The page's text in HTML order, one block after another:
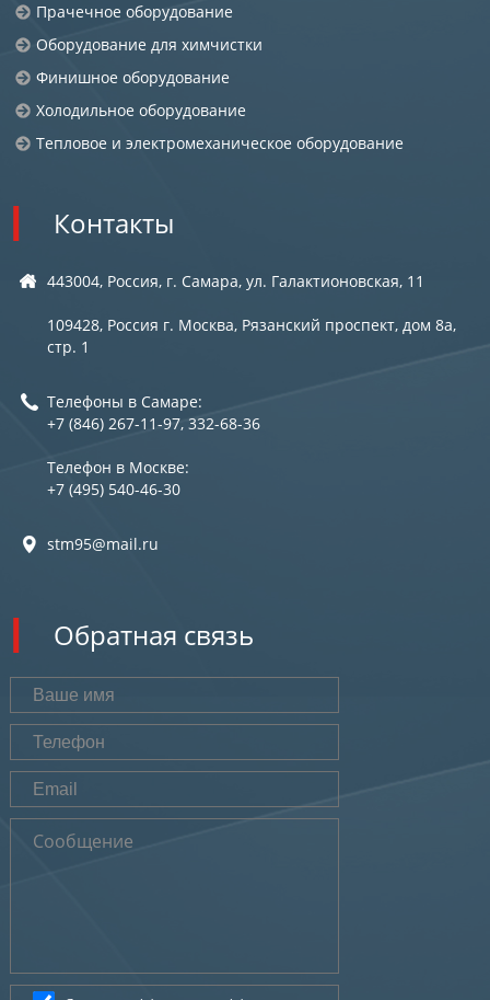
Прачечное оборудование
Оборудование для химчистки
Финишное оборудование
Холодильное оборудование
Тепловое и электромеханическое оборудование
Контакты
443004, Россия, г. Самара, ул. Галактионовская, 11
109428, Россия г. Москва, Рязанский проспект, дом 8а,
стр. 1
Телефоны в Самаре:
+7 (846) 267-11-97, 332-68-36
Телефон в Москве:
+7 (495) 540-46-30
stm95@mail.ru
Обратная связь